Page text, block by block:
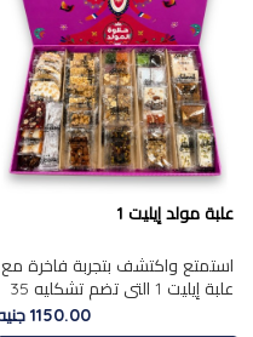
علبة مولد إيليت 1
استمتع واكتشف بتجربة فاخرة مع
علبة إيليت 1 التي تضم تشكليه 35
قطعة من أرقى حلويات المولد
1150.00 جنيه